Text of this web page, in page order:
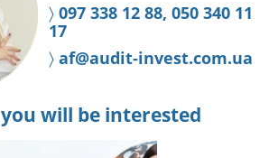
〉 097 338 12 88, 050 340 11
17
〉 af@audit-invest.com.ua
will be interested